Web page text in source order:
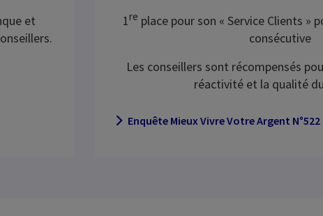
et
1re place pour son « Service Clients »
consécutive
Les conseillers sont récompensés
réactivité et la qualité
Enquête Mieux Vivre Votre Argent